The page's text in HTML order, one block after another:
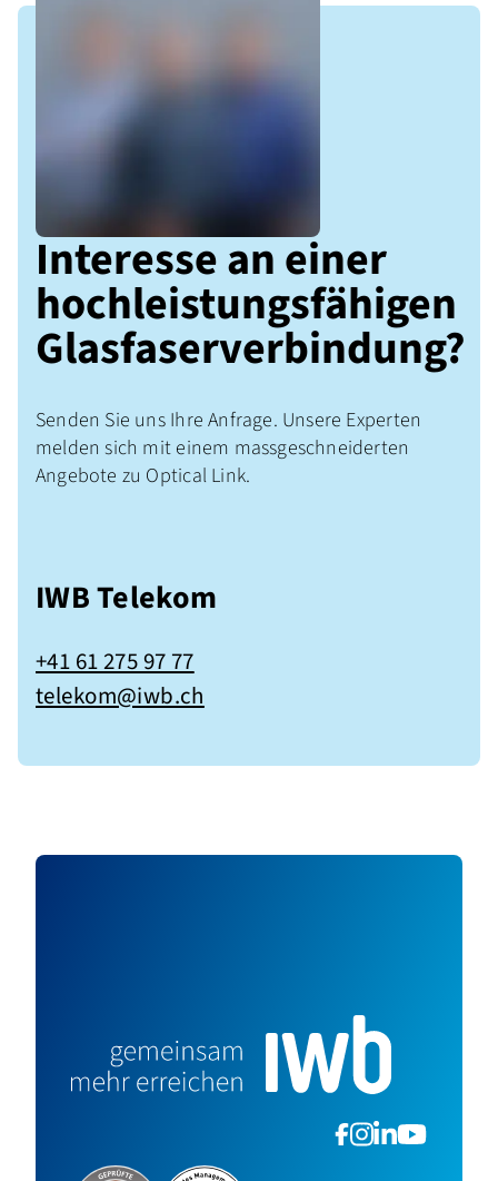
Interesse an einer
hochleistungsfähigen
Senden Sie uns Ihre Anfrage. Unsere Experten
melden sich mit einem massgeschneiderten
Angebote zu Optical Link.
IWB Telekom
+41 61 275 97 77
telekom@iwb.ch